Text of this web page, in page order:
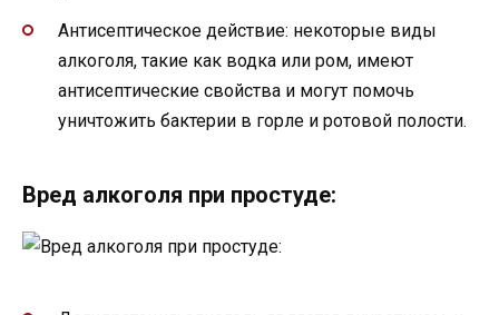
Антисептическое действие: некоторые виды
алкоголя, такие как водка или ром, имеют
антисептические свойства и могут помочь
уничтожить бактерии в горле и ротовой полости.
Вред алкоголя при простуде: